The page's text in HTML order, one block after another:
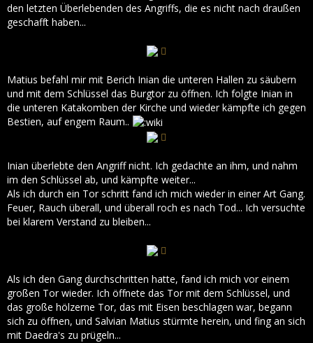
den letzten Überlebenden des Angriffs, die es nicht nach draußen
geschafft haben...
Matius befahl mir mit Berich Inian die unteren Hallen zu säubern
und mit dem Schlüssel das Burgtor zu öffnen. Ich folgte Inian in
die unteren Katakomben der Kirche und wieder kämpfte ich gegen
Bestien, auf engem Raum..
Inian überlebte den Angriff nicht. Ich gedachte an ihm, und nahm
im den Schlüssel ab, und kämpfte weiter...
Als ich durch ein Tor schritt fand ich mich wieder in einer Art Gang.
Feuer, Rauch überall, und überall roch es nach Tod... Ich versuchte
bei klarem Verstand zu bleiben...
Als ich den Gang durchschritten hatte, fand ich mich vor einem
großen Tor wieder. Ich öffnete das Tor mit dem Schlüssel, und
das große hölzerne Tor, das mit Eisen beschlagen war, begann
sich zu öffnen, und Salvian Matius stürmte herein, und fing an sich
mit Daedra's zu prügeln...